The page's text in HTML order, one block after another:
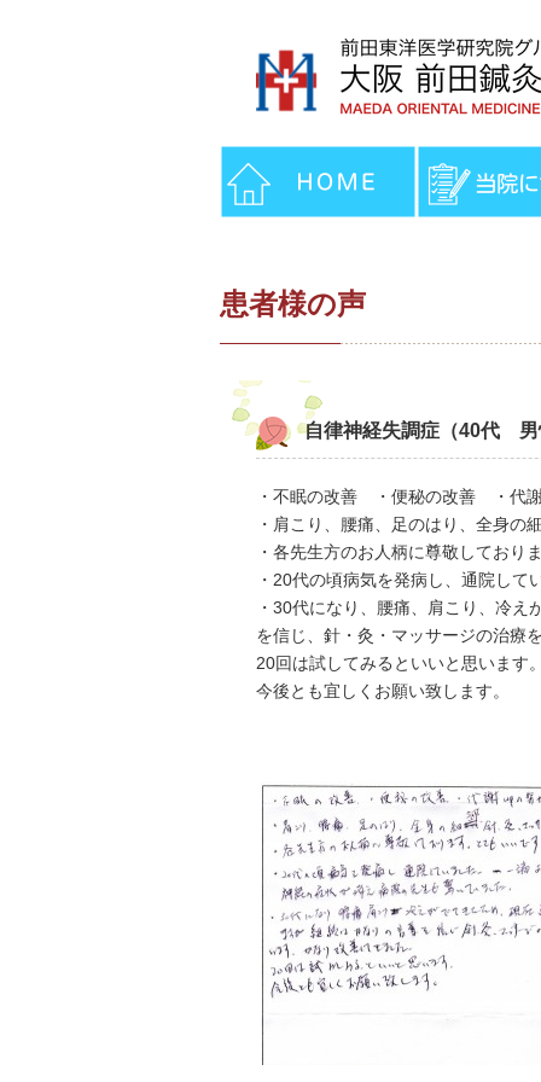
患者様の声
自律神経失調症（40代 男
・不眠の改善 ・便秘の改善 ・代
・肩こり、腰痛、足のはり、全身の
・各先生方のお人柄に尊敬しており
・20代の頃病気を発病し、通院し
・30代になり、腰痛、肩こり、冷
を信じ、針・灸・マッサージの治療
20回は試してみるといいと思います
今後とも宜しくお願い致します。